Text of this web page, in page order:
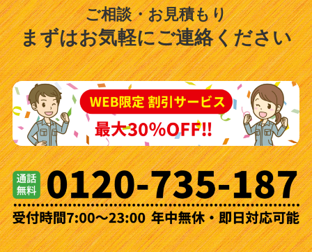
ご相談・お見積もり
まずはお気軽にご連絡ください